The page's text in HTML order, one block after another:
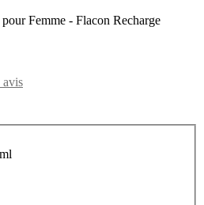
Femme - Flacon Recharge
avis